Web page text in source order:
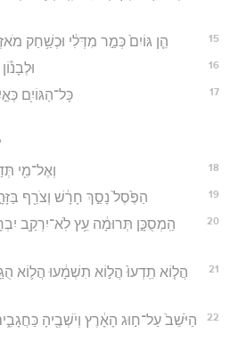
15 הֵ֤ן גּוֹיִם֙ כְּמַ֣ר מִדְּלִ֔י וּכְשַׁ֥חַק
16
17 כָּל־הַגּוֹיִ֖ם
18 וְאֶל־מִ֖י
19 הַפֶּ֙סֶל֙ נָסַ֣ךְ חָרָ֔שׁ וְצֹרֵ֖ף
20
הַֽמְסֻכָּ֣ן תְּרוּמָ֔ה עֵ֥ץ לֹֽא־יִרְקַ֖ב
21
הֲל֤וֹא תֵֽדְעוּ֙ הֲל֣וֹא תִשְׁמָ֔עוּ הֲל֛וֹא
22
הַיֹּשֵׁב֙ עַל־ח֣וּג הָאָ֔רֶץ וְיֹשְׁבֶ֖יהָ